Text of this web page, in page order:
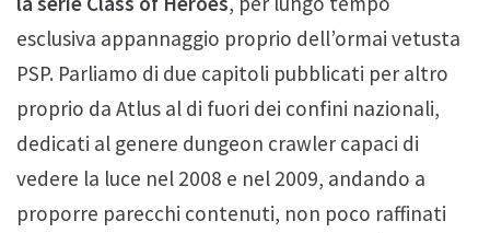
esclusiva appannaggio proprio dell’ormai vetusta
PSP. Parliamo di due capitoli pubblicati per altro
proprio da Atlus al di fuori dei confini nazionali,
dedicati al genere dungeon crawler capaci di
vedere la luce nel 2008 e nel 2009, andando a
proporre parecchi contenuti, non poco raffinati